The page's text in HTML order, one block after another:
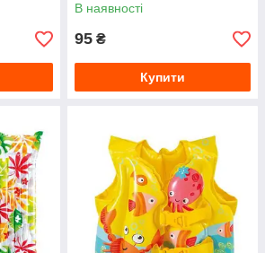
В наявності
95 ₴
Купити